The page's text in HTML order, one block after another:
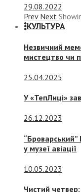
29.08.2022
Prev Next
КУЛЬТУРА
Незвичний
мистецтво чи
25.04.2025
У «ТепЛиці»
26.12.2023
у музеї авіації
10.05.2023
Чистий